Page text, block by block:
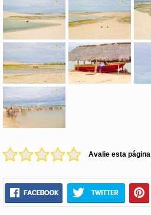
Avalie esta página